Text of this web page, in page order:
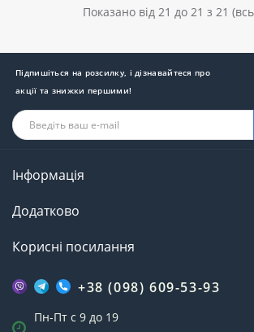
Показано від 21 до 21 з 21
Підпишіться на розсилку, і дізнавайтеся про
акції та знижки першими!
Інформація
Додатково
Корисні посилання
+38 (098) 609-53-93
Пн-Пт с 9 до 19